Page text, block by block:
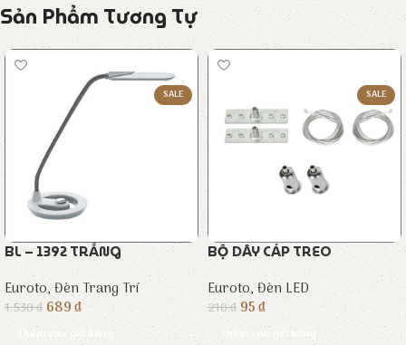
Sản Phẩm Tương Tự
SALE
BL – 1392 TRẮNG
Euroto,Đèn Trang Trí
1.530₫ 689₫
Thêm vào giỏ hàng
SALE
BỘ DÂY CÁP TREO
Euroto,Đèn LED
210₫95₫
Thêm vào giỏ hàng